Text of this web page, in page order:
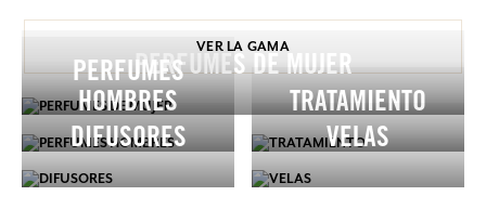
VER LA GAMA
PERFUMES DE MUJER
PERFUMES
HOMBRES
TRATAMIENTO
DIFUSORES
VELAS